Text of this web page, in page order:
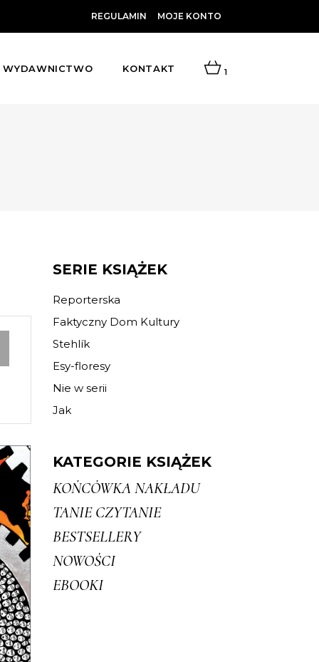
REGULAMIN MOJE KONTO
WYDAWNICTWO KONTAKT 1
SERIE KSIĄŻEK
Reporterska
Faktyczny Dom Kultury
Stehlík
Esy-floresy
Nie w serii
Jak
KATEGORIE KSIĄŻEK
KOŃCÓWKA NAKŁADU
TANIE CZYTANIE
BESTSELLERY
NOWOŚCI
EBOOKI